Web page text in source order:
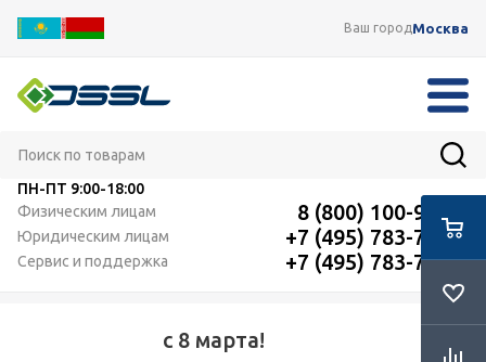
Ваш городМосква
ПН-ПТ 9:00-18:00
Физическим лицам
8 (800) 100-91-12
Юридическим лицам +7 (495) 783-72-87
Сервис и поддержка +7 (495) 783-72-87
с 8 марта!
RSS